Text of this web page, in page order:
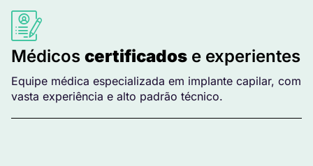
Médicos certificados e experientes
Equipe médica especializada em implante capilar, com
vasta experiência e alto padrão técnico.